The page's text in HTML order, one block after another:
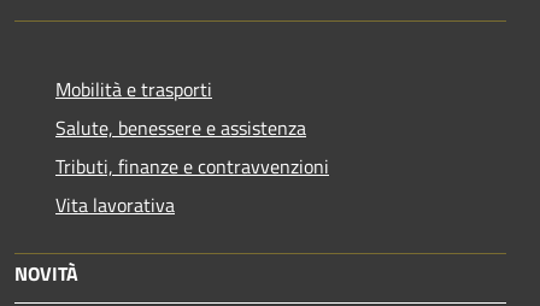
Mobilità e trasporti
Salute, benessere e assistenza
Tributi, finanze e contravvenzioni
Vita lavorativa
NOVITÀ